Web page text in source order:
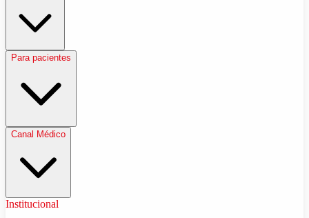
Para pacientes
Canal Médico
Institucional